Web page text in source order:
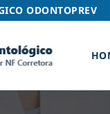
ODONTOPREV